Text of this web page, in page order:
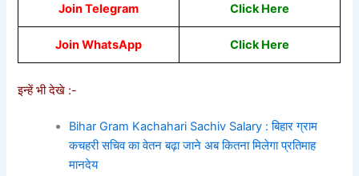
Join Telegram Click Here
Join WhatsApp Click Here
इन्हें भी देखे :-
Bihar Gram Kachahari Sachiv Salary : बिहार ग्राम
कचहरी सचिव का वेतन बढ़ा जाने अब कितना मिलेगा प्रतिमाह
मानदेय